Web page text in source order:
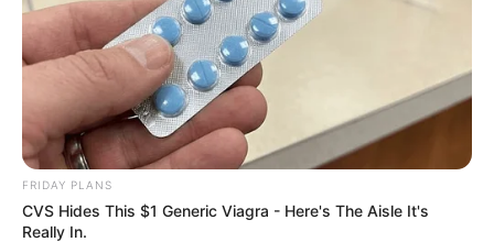
FRIDAY PLANS
CVS Hides This $1 Generic Viagra - Here's The Aisle It's
Really In.